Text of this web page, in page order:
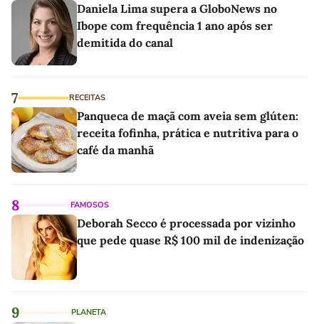
Daniela Lima supera a GloboNews no
Ibope com frequência 1 ano após ser
demitida do canal
7 RECEITAS
Panqueca de maçã com aveia sem glúten:
receita fofinha, prática e nutritiva para o
café da manhã
8 FAMOSOS
Deborah Secco é processada por vizinho
que pede quase R$ 100 mil de indenização
9 PLANETA